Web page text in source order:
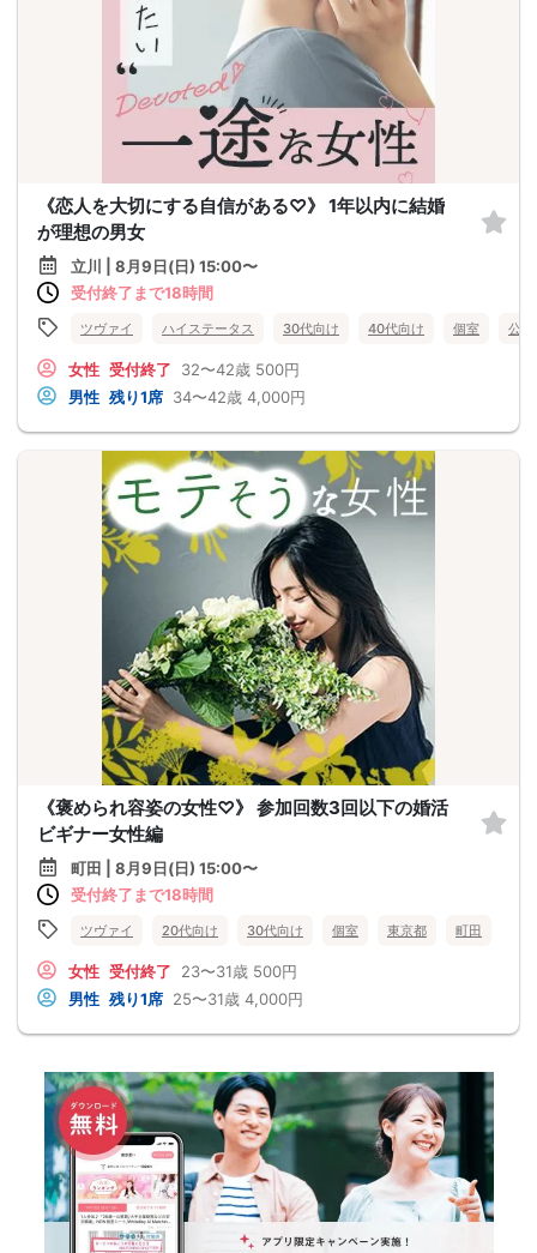
《恋人を大切にする自信がある♡》 1年以内に結婚
が理想の男女
立川 | 8月9日(日) 15:00〜
受付終了まで18時間
ツヴァイ ハイステータス 30代向け 40代向け 個室 公
女性 受付終了 32〜42歳 500円
男性 残り1席 34〜42歳 4,000円
《褒められ容姿の女性♡》 参加回数3回以下の婚活
ビギナー女性編
町田 | 8月9日(日) 15:00〜
受付終了まで18時間
ツヴァイ 20代向け 30代向け 個室 東京都 町田
女性 受付終了 23〜31歳 500円
男性 残り1席 25〜31歳 4,000円